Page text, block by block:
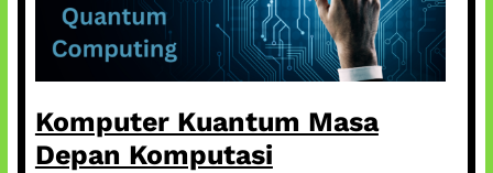
Komputer Kuantum Masa
Depan Komputasi